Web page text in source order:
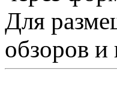
Для
обзоров